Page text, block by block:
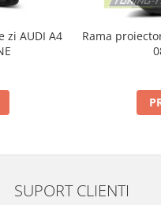
A4
Rama proiector cu
SUPORT CLIENTI